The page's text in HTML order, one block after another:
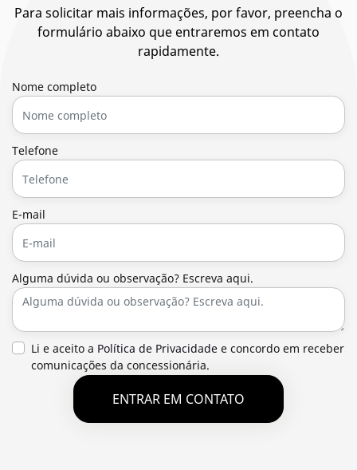
Para solicitar mais informações, por favor, preencha o
formulário abaixo que entraremos em contato
rapidamente.
Nome completo
Telefone
E-mail
Alguma dúvida ou observação? Escreva aqui.
Li e aceito a Política de Privacidade e concordo em receber
comunicações da concessionária.
ENTRAR EM CONTATO